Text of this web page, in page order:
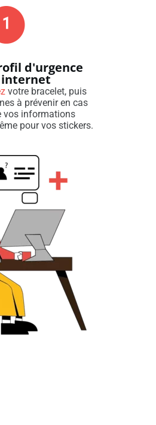
d'urgence
internet
votre bracelet, puis
à prévenir en cas
vos informations
pour vos stickers.